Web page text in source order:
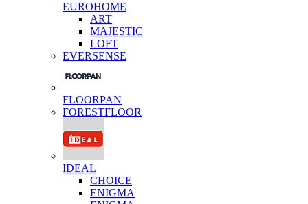
EUROHOME
ART
MAJESTIC
LOFT
EVERSENSE
FLOORPAN
FORESTFLOOR
IDEAL
CHOICE
ENIGMA